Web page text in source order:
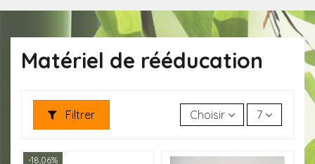
Matériel de rééducation
Filtrer Choisir 7
-18,06%